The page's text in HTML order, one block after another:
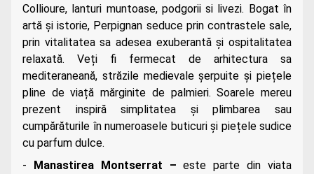
Collioure, lanturi muntoase, podgorii si livezi. Bogat în
artă și istorie, Perpignan seduce prin contrastele sale,
prin vitalitatea sa adesea exuberantă și ospitalitatea
relaxată. Veți fi fermecat de arhitectura sa
mediteraneană, străzile medievale șerpuite și piețele
pline de viață mărginite de palmieri. Soarele mereu
prezent inspiră simplitatea și plimbarea sau
cumpărăturile în numeroasele buticuri și piețele sudice
cu parfum dulce.
- Manastirea Montserrat –este parte din viata